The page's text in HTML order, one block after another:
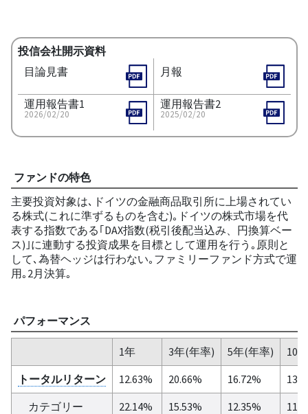
投信会社開示資料
目論見書
月報
運用報告書1
2026/02/20
運用報告書2
2025/02/20
ファンドの特色
主要投資対象は､ドイツの金融商品取引所に上場されてい
る株式(これに準ずるものを含む)｡ドイツの株式市場を代
表する指数である｢DAX指数(税引後配当込み、円換算ベー
ス)｣に連動する投資成果を目標として運用を行う｡原則と
して､為替ヘッジは行わない｡ファミリーファンド方式で運
用｡2月決算｡
パフォーマンス
1年 3年(年率) 5年(年率)
10
トータルリターン
12.63% 20.66% 16.72%
カテゴリー
22.14% 15.53% 12.35%